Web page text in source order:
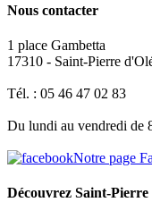
Nous contacter
1 place Gambetta
17310 - Saint-Pierre
Tél. : 05 46 47 02 83
Du lundi au vendredi de
Notre page
Découvrez Saint-Pierre